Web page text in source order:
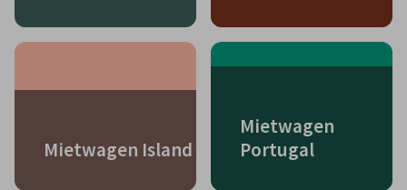
Mietwagen Island
Mietwagen
Portugal